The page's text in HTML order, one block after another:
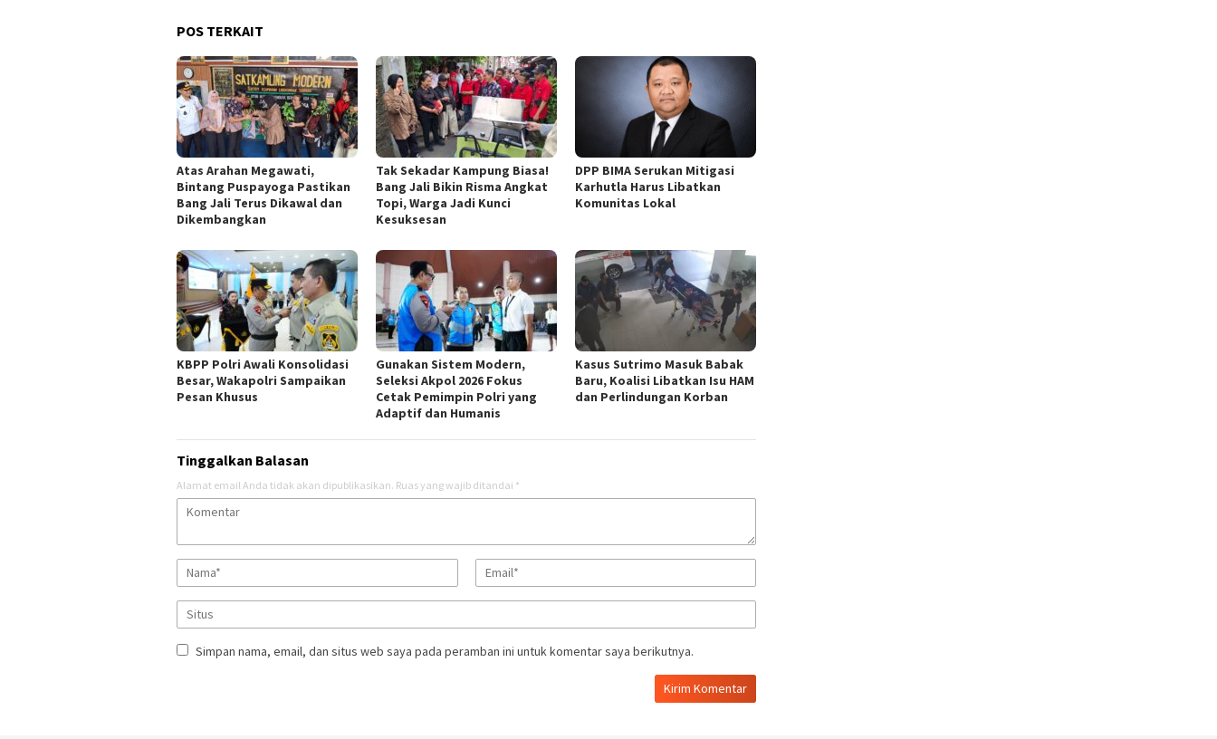
POS TERKAIT
Atas Arahan Megawati,
Bintang Puspayoga Pastikan
Bang Jali Terus Dikawal dan
Dikembangkan
Tak Sekadar Kampung Biasa!
Bang Jali Bikin Risma Angkat
Topi, Warga Jadi Kunci
Kesuksesan
DPP BIMA Serukan Mitigasi
Karhutla Harus Libatkan
Komunitas Lokal
KBPP Polri Awali Konsolidasi
Besar, Wakapolri Sampaikan
Pesan Khusus
Gunakan Sistem Modern,
Seleksi Akpol 2026 Fokus
Cetak Pemimpin Polri yang
Adaptif dan Humanis
Kasus Sutrimo Masuk Babak
Baru, Koalisi Libatkan Isu HAM
dan Perlindungan Korban
Tinggalkan Balasan
Alamat email Anda tidak akan dipublikasikan. Ruas yang wajib ditandai *
Simpan nama, email, dan situs web saya pada peramban ini untuk komentar saya berikutnya.